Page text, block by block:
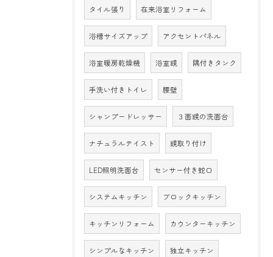
タイル張り 在来浴室リフォーム
浴槽サイズアップ アクセントパネル
浴室暖房乾燥機 浴室鏡 隅付きタンク
手洗い付きトイレ 腰壁
シャンプードレッサー ３面鏡の洗面台
ナチュラルテイスト 鏡取り付け
LED照明洗面台 センサー付き蛇口
システムキッチン ブロックキッチン
キッチンリフォーム カウンターキッチン
シンプルなキッチン 独立キッチン